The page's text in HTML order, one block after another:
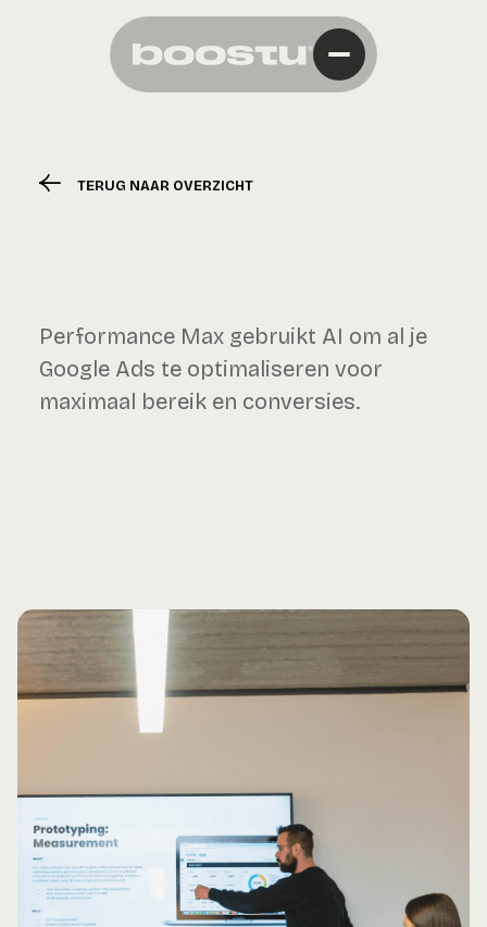
TERUG NAAR OVERZICHT
Performance Max gebruikt AI om al je
Google Ads te optimaliseren voor
maximaal bereik en conversies.